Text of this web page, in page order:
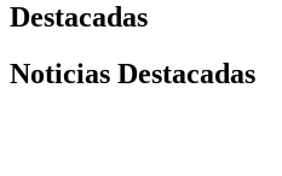
Destacadas
Noticias Destacadas